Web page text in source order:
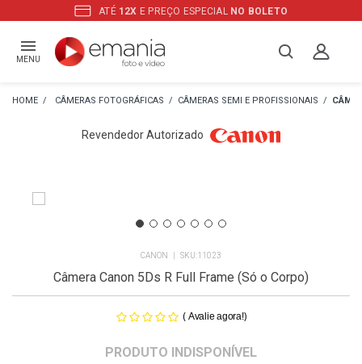
ATÉ 12X E PREÇO ESPECIAL NO BOLETO
MENU
CÂMERAS FOTOGRÁFICAS CÂMERAS SEMI E PROFISSIONAIS
Revendedor Autorizado
CANON 11023
Câmera Canon 5Ds R Full Frame (Só o Corpo)
( Avalie agora!)